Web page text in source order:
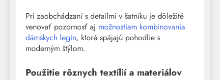
Pri zaobchádzaní s detailmi v šatníku je dôležité
venovať pozornosť aj možnostiam kombinovania
dámskych legín, ktoré spájajú pohodlie s
moderným štýlom.
Použitie rôznych textílií a materiálov